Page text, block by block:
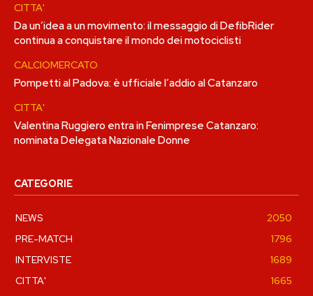
CITTA'
Da un’idea a un movimento: il messaggio di DefibRider
continua a conquistare il mondo dei motociclisti
CALCIOMERCATO
Pompetti al Padova: è ufficiale l’addio al Catanzaro
CITTA'
Valentina Ruggiero entra in Fenimprese Catanzaro:
nominata Delegata Nazionale Donne
CATEGORIE
NEWS
2050
PRE-MATCH
1796
INTERVISTE
1689
CITTA'
1665